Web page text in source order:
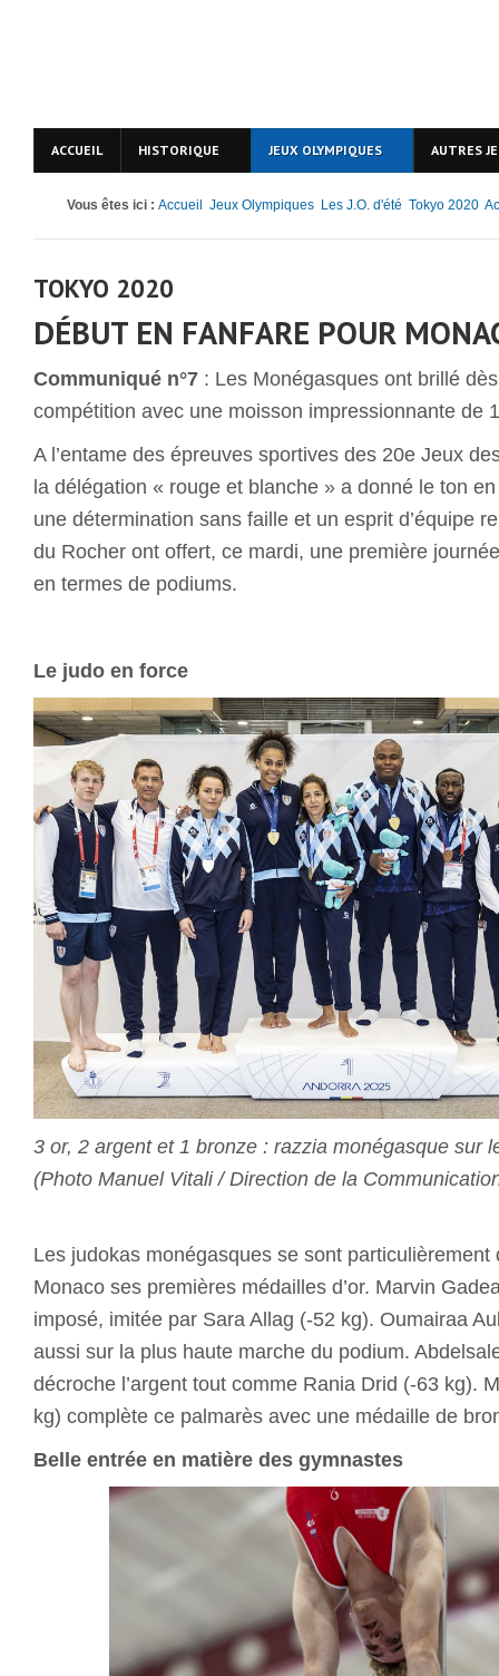
ACCUEIL HISTORIQUE JEUX OLYMPIQUES AUTRES
Vous êtes ici : Accueil Jeux Olympiques Les J.O. d'été Tokyo 2020
TOKYO 2020
DÉBUT EN FANFARE POUR
Communiqué n°7 : Les Monégasques ont brillé
compétition avec une moisson impressionnante de
A l’entame des épreuves sportives des 20e Jeux
la délégation « rouge et blanche » a donné le ton
une détermination sans faille et un esprit d’équipe
du Rocher ont offert, ce mardi, une première
en termes de podiums.
Le judo en force
3 or, 2 argent et 1 bronze : razzia monégasque sur
(Photo Manuel Vitali / Direction de la
Les judokas monégasques se sont
Monaco ses premières médailles d’or. Marvin
imposé, imitée par Sara Allag (-52 kg). Oumairaa
aussi sur la plus haute marche du podium.
décroche l’argent tout comme Rania Drid (-63 kg).
kg) complète ce palmarès avec une médaille de
Belle entrée en matière des gymnastes